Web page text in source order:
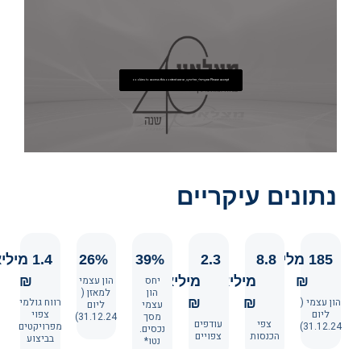
Please accept פונקציונלי, אנליטיקה, פרסום cookies to access this content
נתונים עיקריים
הון עצמי (
ליום
31.12.24)
185
מליוני
₪
צפי
הכנסות
8.8
₪
עודפים
צפויים
2.3
מיליארד
₪
יחס
הון
עצמי
מסך
נכסים.
נטו*
%
39
הון עצמי
למאזן (
ליום
31.12.24)
%
26
רווח גולמי
צפוי
מפרויקטים
בביצוע
1.4
₪